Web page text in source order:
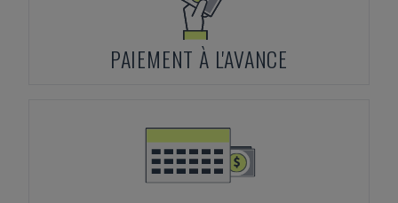
PAIEMENT À L'AVANCE